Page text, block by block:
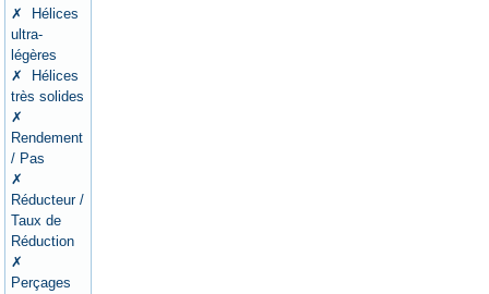
✗ Hélices
ultra-
légères
✗ Hélices
très solides
✗
Rendement
/ Pas
✗
Réducteur /
Taux de
Réduction
✗
Perçages